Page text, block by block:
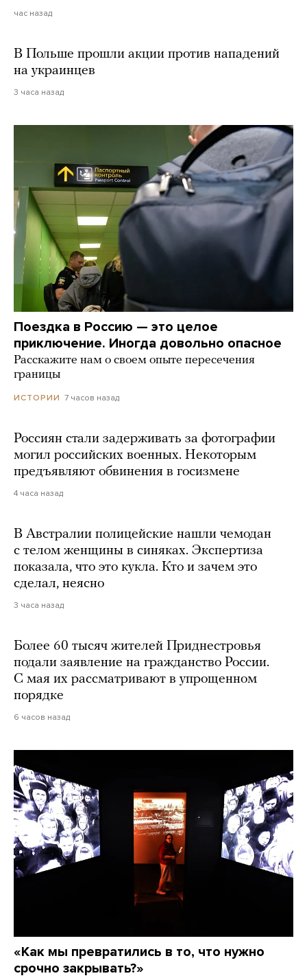
час назад
В Польше прошли акции против нападений
на украинцев
3 часа назад
Поездка в Россию — это целое
приключение. Иногда довольно опасное
Расскажите нам о своем опыте пересечения
границы
ИСТОРИИ 7 часов назад
Россиян стали задерживать за фотографии
могил российских военных. Некоторым
предъявляют обвинения в госизмене
4 часа назад
В Австралии полицейские нашли чемодан
с телом женщины в синяках. Экспертиза
показала, что это кукла. Кто и зачем это
сделал, неясно
3 часа назад
Более 60 тысяч жителей Приднестровья
подали заявление на гражданство России.
С мая их рассматривают в упрощенном
порядке
6 часов назад
«Как мы превратились в то, что нужно
срочно закрывать?»